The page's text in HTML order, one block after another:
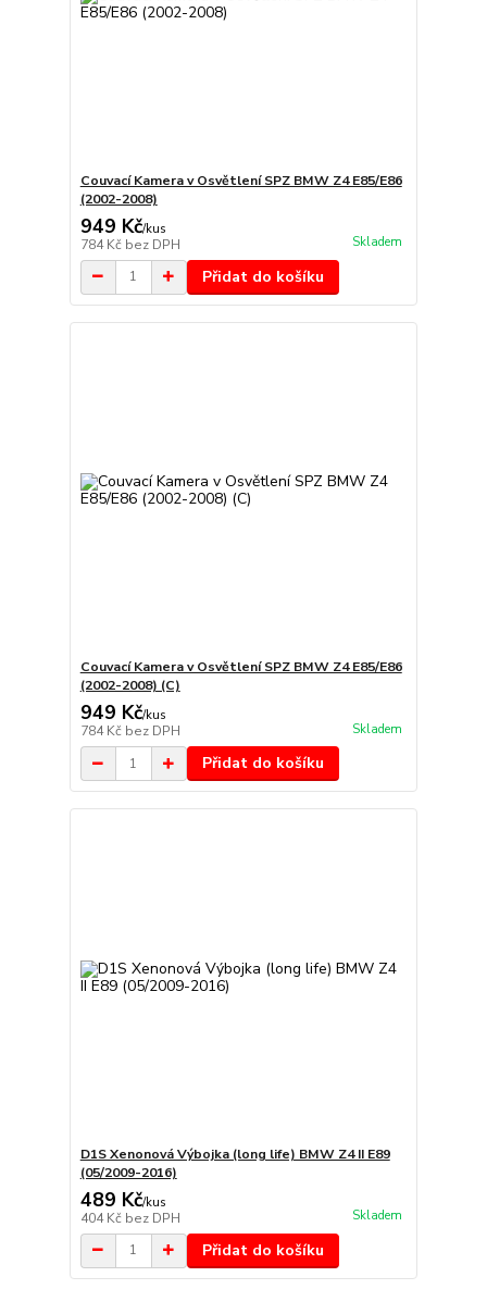
Couvací Kamera v Osvětlení SPZ BMW Z4 E85/E86
(2002-2008)
949 Kč/kus
784 Kč bez DPH Skladem
Přidat do košíku
Couvací Kamera v Osvětlení SPZ BMW Z4 E85/E86
(2002-2008) (C)
949 Kč/kus
784 Kč bez DPH Skladem
Přidat do košíku
D1S Xenonová Výbojka (long life) BMW Z4 II E89
(05/2009-2016)
489 Kč/kus
404 Kč bez DPH Skladem
Přidat do košíku